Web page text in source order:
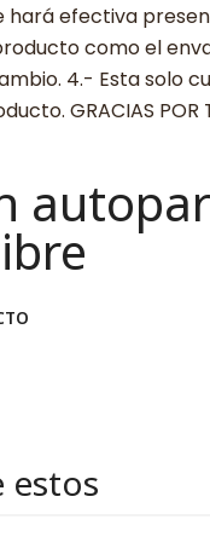
hará efectiva
como el
4.- Esta solo
GRACIAS POR
estos